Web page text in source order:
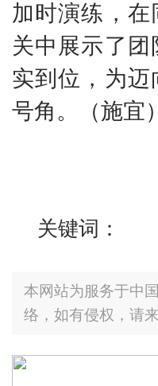
加时演练，
关中展示了
实到位，为
号角。（施宜）
关键词：
本网站为服务于中
络，如有侵权，请